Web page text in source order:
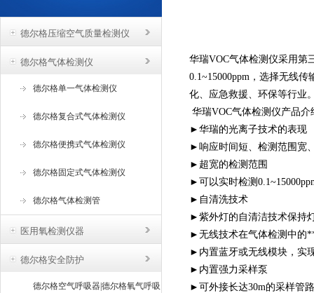
德尔格压缩空气质量检测仪
德尔格气体检测仪
德尔格单一气体检测仪
德尔格复合式气体检测仪
德尔格便携式气体检测仪
德尔格固定式气体检测仪
德尔格气体检测管
医用氧检测仪器
德尔格安全防护
德尔格空气呼吸器|德尔格氧气呼吸
华瑞VOC气体检测仪采用第
0.1~15000ppm，选择无线
化、应急救援、环保等行业
华瑞VOC气体检测仪产品介
►华瑞的光离子技术的表现
►响应时间短、检测范围宽
►超宽的检测范围
►可以实时检测
►自清洗技术
►紫外灯的自清洁技术保持
►无线技术在气体检测中的
►内置蓝牙或无线模块，实
►内置强力采样泵
►可外接长达30m的采样管